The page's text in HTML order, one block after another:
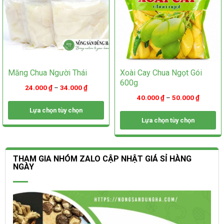
trang
sản
phẩm
Măng Chua Người Thái
24.000₫– 34.000₫
Lựa chọn tùy chọn
Sản
có
nhiều
biến
thể.
Các
tùy
chọn
có
Xoài Cay Chua Ngọt Gói
600g
40.000₫– 50.000₫
Lựa chọn tùy chọn
Sản
này
có
thể.
Các
tùy
THAM GIA NHÓM ZALO CẬP NHẬT GIÁ SỈ HÀNG
NGÀY